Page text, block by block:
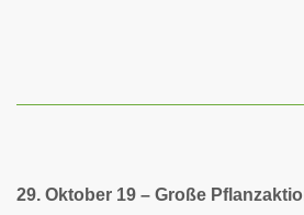
29. Oktober 19 – Große